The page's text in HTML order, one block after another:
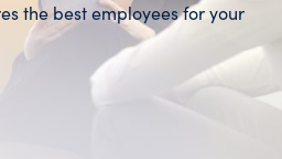
the best employees for your